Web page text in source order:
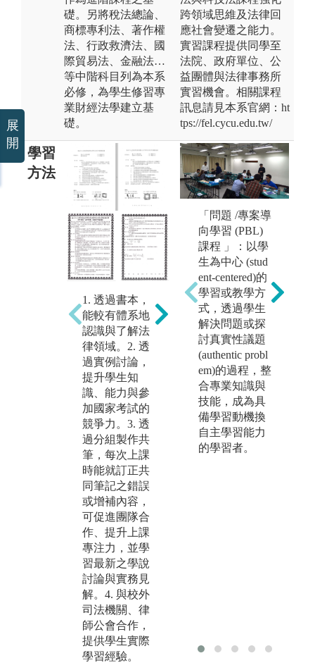
礎。另將稅法總論、
商標專利法、著作權
法、行政救濟法、國
際貿易法、金融法…
等中階科目列為本系
必修，為學生修習專
業財經法學建立基
礎。
跨領域思維及法律回
應社會變遷之能力。
實習課程提供同學至
法院、政府單位、公
益團體與法律事務所
實習機會。相關課程
訊息請見本系官網：ht
tps://fel.cycu.edu.tw/
學習
方法
1. 透過書本，
能較有體系地
認識與了解法
律領域。2. 透
過實例討論，
提升學生知
識、能力與參
加國家考試的
競爭力。3. 透
過分組製作共
筆，每次上課
時能就訂正共
同筆記之錯誤
或增補內容，
可促進團隊合
作、提升上課
專注力，並學
習最新之學說
討論與實務見
解。4. 與校外
司法機關、律
師公會合作，
提供學生實際
學習經驗。
財經法律學系
跨領域學程相
關內容
圖解:跨領域學
程
版權:財經法律
學系系辦製作
「問題 /專案導
向學習 (PBL)
課程 」：以學
生為中心 (stud
ent-centered)的
學習或教學方
式，透過學生
解決問題或探
討真實性議題
(authentic probl
em)的過程，整
合專業知識與
技能，成為具
備學習動機換
自主學習能力
的學習者。
展
開